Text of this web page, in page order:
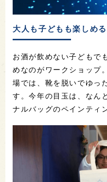
大人も子どもも楽しめ
お酒が飲めない子どもで
めなのがワークショップ
場では、靴を脱いでゆっ
す。今年の目玉は、なん
ナルバッグのペインティ